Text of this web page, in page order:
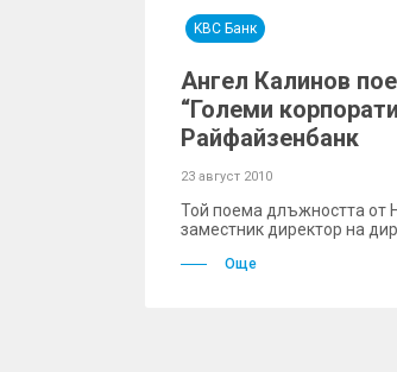
KBC Банк
Ангел Калинов
“Големи
Райфайзенбанк
23 август 2010
Той поема длъжността от
заместник директор на
Още